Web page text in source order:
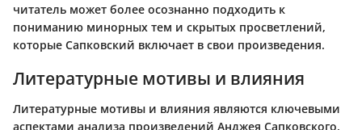
читатель может более осознанно подходить к
пониманию минорных тем и скрытых просветлений,
которые Сапковский включает в свои произведения.
Литературные мотивы и влияния
Литературные мотивы и влияния являются ключевыми
аспектами анализа произведений Анджея Сапковского.